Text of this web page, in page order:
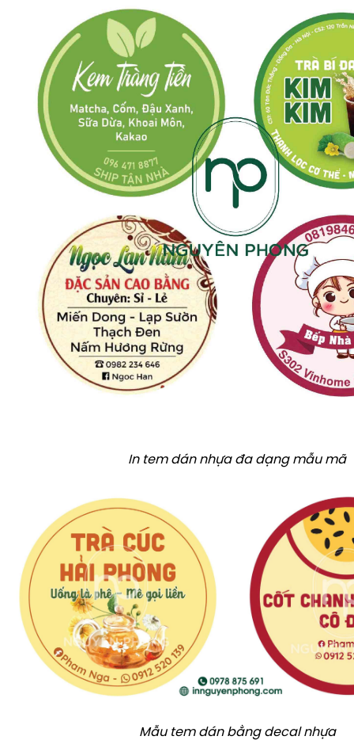
In tem dán nhựa đa dạng mẫu mã
Mẫu tem dán bằng decal nhựa